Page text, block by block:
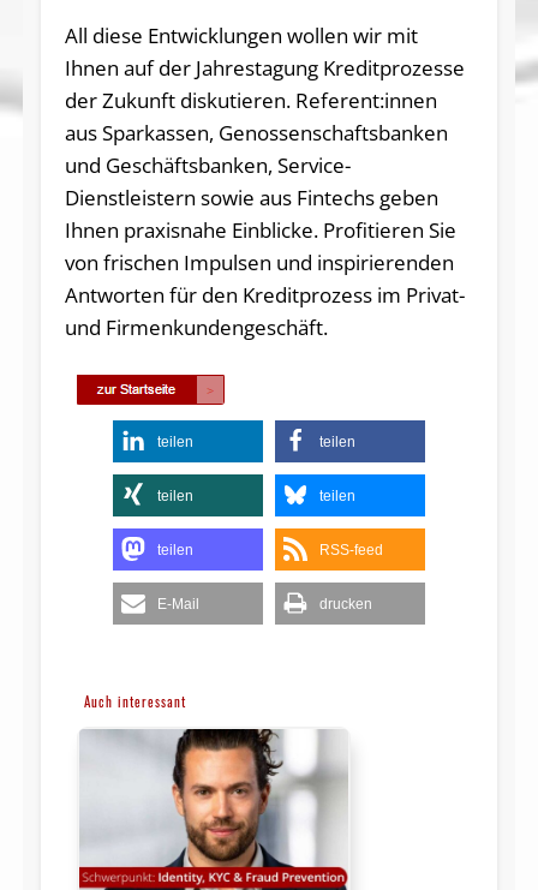
All diese Entwicklungen wollen wir mit
Ihnen auf der Jahrestagung Kreditprozesse
der Zukunft diskutieren. Referent:innen
aus Sparkassen, Genossenschaftsbanken
und Geschäftsbanken, Service-
Dienstleistern sowie aus Fintechs geben
Ihnen praxisnahe Einblicke. Profitieren Sie
von frischen Impulsen und inspirierenden
Antworten für den Kreditprozess im Privat-
und Firmenkundengeschäft.
teilen teilen
teilen teilen
teilen RSS-feed
E-Mail drucken
Auch interessant